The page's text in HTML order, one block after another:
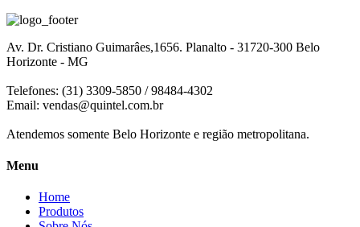
Av. Dr. Cristiano Guimarâes,1656. Planalto - 31720-300 Belo
Horizonte - MG
Telefones: (31) 3309-5850 / 98484-4302
Email: vendas@quintel.com.br
Atendemos somente Belo Horizonte e região metropolitana.
Menu
Home
Produtos